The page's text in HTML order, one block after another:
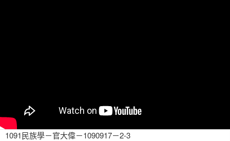
1091民族學－官大偉－1090917－2-3